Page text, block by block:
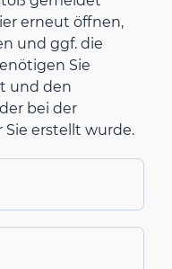
erneut öffnen,
und ggf. die
Sie
und den
bei der
erstellt wurde.